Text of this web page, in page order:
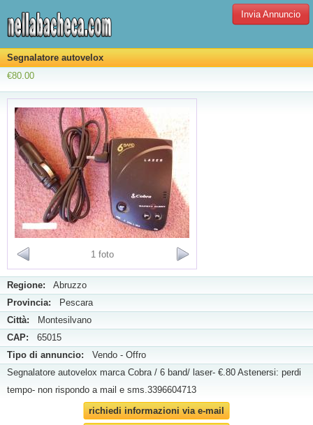
Invia Annuncio
Segnalatore autovelox
€80.00
1 foto
Regione: Abruzzo
Provincia: Pescara
Città: Montesilvano
CAP: 65015
Tipo di annuncio: Vendo - Offro
Segnalatore autovelox marca Cobra / 6 band/ laser- €.80 Astenersi: perdi
tempo- non rispondo a mail e sms.3396604713
richiedi informazioni via e-mail